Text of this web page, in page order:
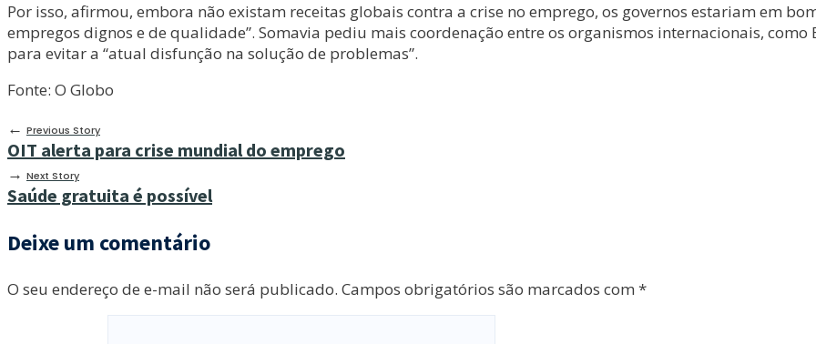
Por isso, afirmou, embora não existam receitas globais contra a crise no emprego, os governos estariam em
empregos dignos e de qualidade”. Somavia pediu mais coordenação entre os organismos internacionais,
para evitar a “atual disfunção na solução de problemas”.
Fonte: O Globo
← Previous Story
OIT alerta para crise mundial do emprego
→ Next Story
Saúde gratuita é possível
Deixe um comentário
O seu endereço de e-mail não será publicado. Campos obrigatórios são marcados com *